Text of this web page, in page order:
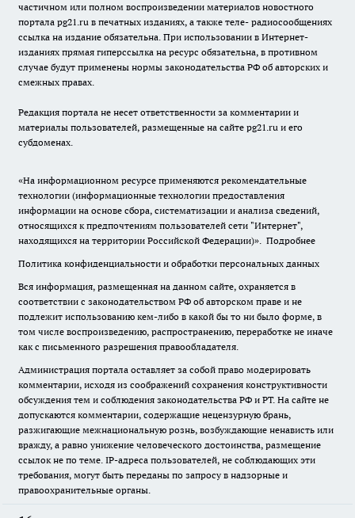
частичном или полном воспроизведении материалов новостного
портала pg21.ru в печатных изданиях, а также теле- радиосообщениях
ссылка на издание обязательна. При использовании в Интернет-
изданиях прямая гиперссылка на ресурс обязательна, в противном
случае будут применены нормы законодательства РФ об авторских и
смежных правах.
Редакция портала не несет ответственности за комментарии и
материалы пользователей, размещенные на сайте pg21.ru и его
субдоменах.
«На информационном ресурсе применяются рекомендательные
технологии (информационные технологии предоставления
информации на основе сбора, систематизации и анализа сведений,
относящихся к предпочтениям пользователей сети "Интернет",
находящихся на территории Российской Федерации)». Подробнее
Политика конфиденциальности и обработки персональных данных
Вся информация, размещенная на данном сайте, охраняется в
соответствии с законодательством РФ об авторском праве и не
подлежит использованию кем-либо в какой бы то ни было форме, в
том числе воспроизведению, распространению, переработке не иначе
как с письменного разрешения правообладателя.
Администрация портала оставляет за собой право модерировать
комментарии, исходя из соображений сохранения конструктивности
обсуждения тем и соблюдения законодательства РФ и РТ. На сайте не
допускаются комментарии, содержащие нецензурную брань,
разжигающие межнациональную рознь, возбуждающие ненависть или
вражду, а равно унижение человеческого достоинства, размещение
ссылок не по теме. IP-адреса пользователей, не соблюдающих эти
требования, могут быть переданы по запросу в надзорные и
правоохранительные органы.